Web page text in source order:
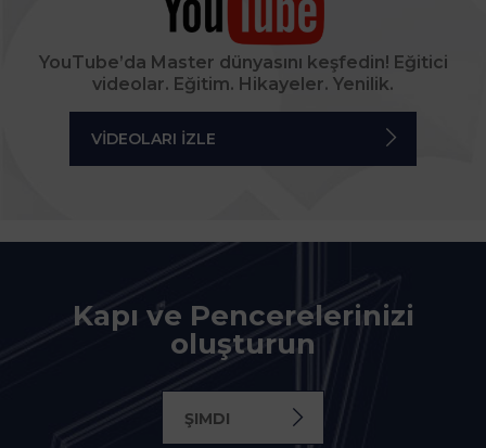
YouTube’da Master dünyasını keşfedin! Eğitici
videolar. Eğitim. Hikayeler. Yenilik.
VIDEOLARI IZLE
Kapı ve Pencerelerinizi
oluşturun
ŞIMDI